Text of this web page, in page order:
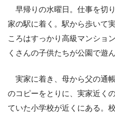
早帰りの水曜日。仕事を切
家の駅に着く。駅から歩いて
ころはすっかり高級マンショ
くさんの子供たちが公園で遊
実家に着き、母から父の通
のコピーをとりに、実家近く
ていた小学校が近くにある。